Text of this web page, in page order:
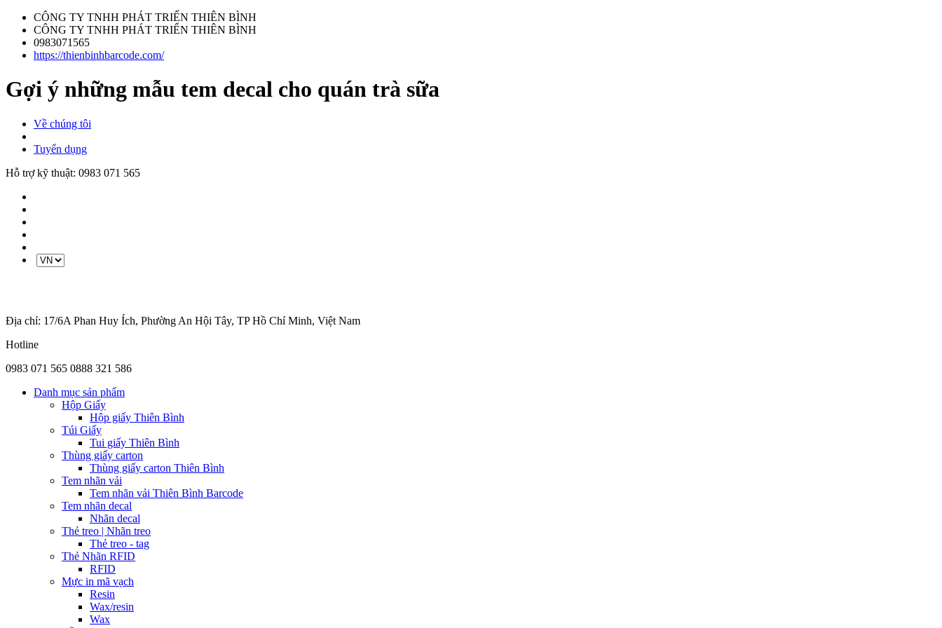
CÔNG TY TNHH PHÁT TRIỂN THIÊN BÌNH
CÔNG TY TNHH PHÁT TRIỂN THIÊN BÌNH
0983071565
https://thienbinhbarcode.com/
Gợi ý những mẫu tem decal cho quán trà sữa
Về chúng tôi
Tuyển dụng
Hỗ trợ kỹ thuật: 0983 071 565
Địa chỉ: 17/6A Phan Huy Ích, Phường An Hội Tây, TP Hồ Chí Minh, Việt Nam
Hotline
0983 071 565 0888 321 586
Danh mục sản phẩm
Hộp Giấy
Hộp giấy Thiên Bình
Túi Giấy
Tui giấy Thiên Bình
Thùng giấy carton
Thùng giấy carton Thiên Bình
Tem nhãn vải
Tem nhãn vải Thiên Bình Barcode
Tem nhãn decal
Nhãn decal
Thẻ treo | Nhãn treo
Thẻ treo - tag
Thẻ Nhãn RFID
RFID
Mực in mã vạch
Resin
Wax/resin
Wax